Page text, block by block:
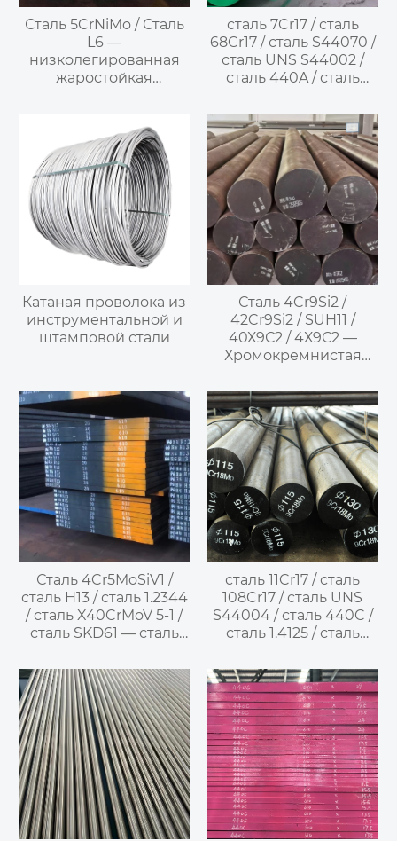
Сталь 5CrNiMo / Сталь
L6 —
низколегированная
жаростойкая
сталь 7Cr17 / сталь
68Cr17 / сталь S44070 /
сталь UNS S44002 /
сталь 440A / сталь
высокохромистая
мартенситная
нержавеющая сталь
Катаная проволока из
инструментальной и
штамповой стали
Сталь 4Cr9Si2 /
42Cr9Si2 / SUH11 /
40Х9С2 / 4Х9С2 —
Хромокремнистая
клапанная сталь
Сталь 4Cr5MoSiV1 /
сталь H13 / сталь 1.2344
/ сталь X40CrMoV 5-1 /
сталь SKD61 — сталь
под давлением
сталь 11Cr17 / сталь
108Cr17 / сталь UNS
S44004 / сталь 440C /
сталь 1.4125 / сталь
SUS440C —
закаливаемая
нержавеющая сталь